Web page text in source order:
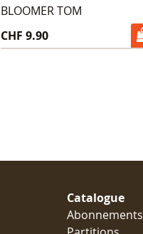
BLOOMER TOM
CHF 9.90
Catalogue
Abonnements